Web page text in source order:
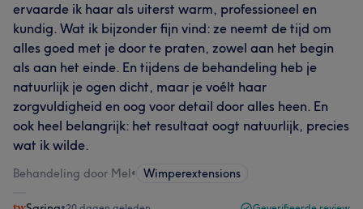
ervaarde ik haar als uiterst warm, professioneel en
kundig. Wat ik bijzonder fijn vind: ze neemt de tijd om
alles goed met je door te praten, zowel aan het begin
als aan het einde. En tijdens de behandeling heb je
natuurlijk je ogen dicht, maar je voélt haar
zorgvuldigheid en oog voor detail door alles heen. En
ook heel belangrijk: het resultaat oogt natuurlijk, precies
wat ik wilde.
Behandeling door Mel• Wimperextensions